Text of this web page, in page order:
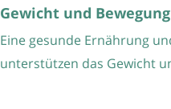
Gewicht und Bewegung
Eine gesunde Ernährung
unterstützen das Gewicht